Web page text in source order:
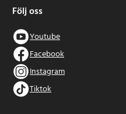
Följ oss
Youtube
Facebook
Instagram
Tiktok